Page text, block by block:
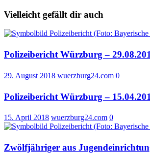
Vielleicht gefällt dir auch
Polizeibericht Würzburg –
29. August 2018 wuerzburg24.com 0
Polizeibericht Würzburg –
15. April 2018 wuerzburg24.com 0
Zwölfjähriger aus